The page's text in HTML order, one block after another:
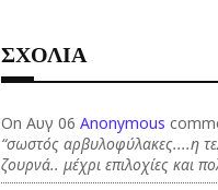
ΣΧΟΛΙΑ
On Αυγ 06Anonymous
“σωστός αρβυλοφύλακες....η
ζουρνά.. μέχρι επιλοχίες και